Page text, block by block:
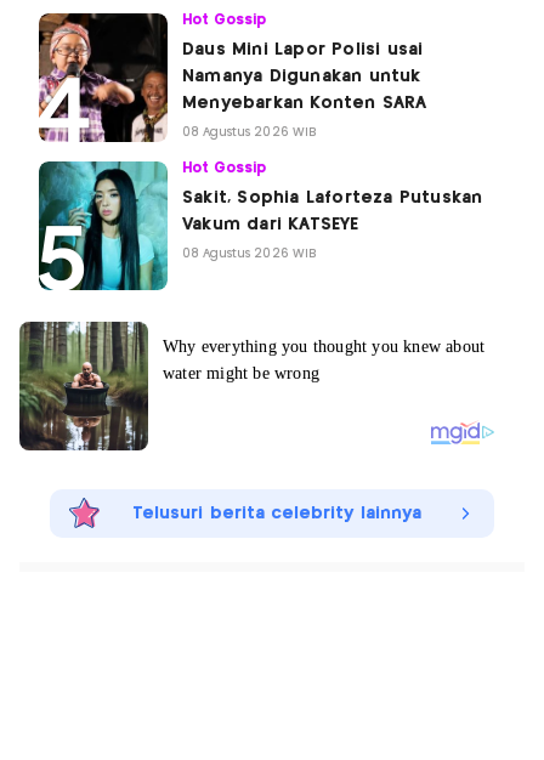
Hot Gossip
Daus Mini Lapor Polisi usai
Namanya Digunakan untuk
Menyebarkan Konten SARA
08 Agustus 2026 WIB
Hot Gossip
Sakit, Sophia Laforteza Putuskan
Vakum dari KATSEYE
08 Agustus 2026 WIB
Telusuri berita celebrity lainnya